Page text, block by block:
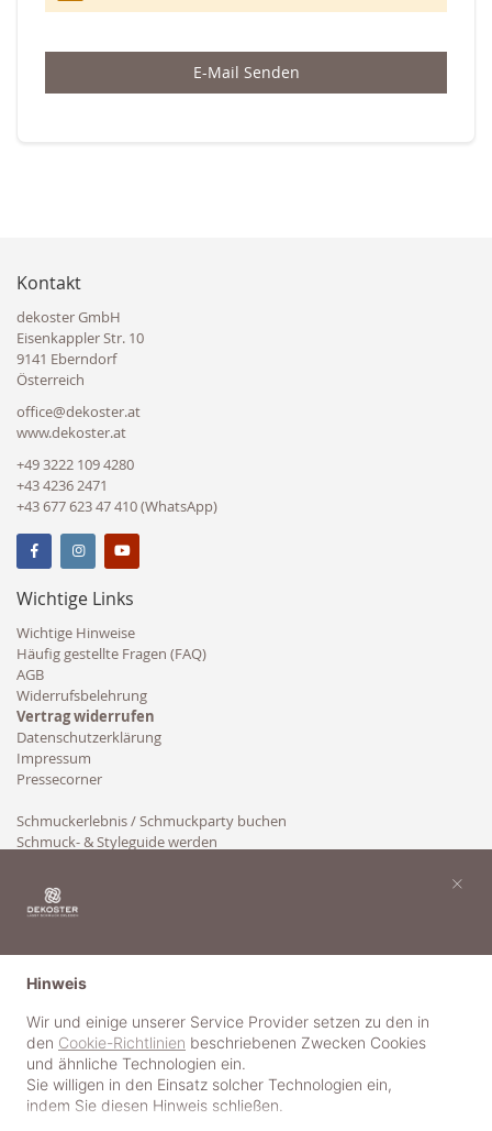
E-Mail Senden
Kontakt
dekoster GmbH
Eisenkappler Str. 10
9141 Eberndorf
Österreich
office@dekoster.at
www.dekoster.at
+49 3222 109 4280
+43 4236 2471
+43 677 623 47 410 (WhatsApp)
Wichtige Links
Wichtige Hinweise
Häufig gestellte Fragen (FAQ)
AGB
Widerrufsbelehrung
Vertrag widerrufen
Datenschutzerklärung
Impressum
Pressecorner
Schmuckerlebnis / Schmuckparty buchen
Schmuck- & Styleguide werden
Hinweis
Wir und einige unserer Service Provider setzen zu den in
den Cookie-Richtlinien beschriebenen Zwecken Cookies
und ähnliche Technologien ein.
Sie willigen in den Einsatz solcher Technologien ein,
indem Sie diesen Hinweis schließen.
×